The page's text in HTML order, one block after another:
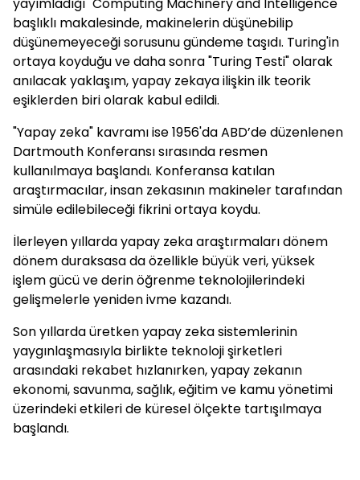
başlıklı makalesinde, makinelerin düşünebilip
düşünemeyeceği sorusunu gündeme taşıdı. Turing'in
ortaya koyduğu ve daha sonra "Turing Testi" olarak
anılacak yaklaşım, yapay zekaya ilişkin ilk teorik
eşiklerden biri olarak kabul edildi.
"Yapay zeka" kavramı ise 1956'da ABD’de düzenlenen
Dartmouth Konferansı sırasında resmen
kullanılmaya başlandı. Konferansa katılan
araştırmacılar, insan zekasının makineler tarafından
simüle edilebileceği fikrini ortaya koydu.
İlerleyen yıllarda yapay zeka araştırmaları dönem
dönem duraksasa da özellikle büyük veri, yüksek
işlem gücü ve derin öğrenme teknolojilerindeki
gelişmelerle yeniden ivme kazandı.
Son yıllarda üretken yapay zeka sistemlerinin
yaygınlaşmasıyla birlikte teknoloji şirketleri
arasındaki rekabet hızlanırken, yapay zekanın
ekonomi, savunma, sağlık, eğitim ve kamu yönetimi
üzerindeki etkileri de küresel ölçekte tartışılmaya
başlandı.